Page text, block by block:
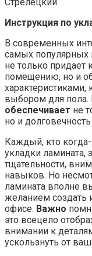
Инструкция по
В современных
самых популярных
не только придает
помещению, но и
выбором для пола.
обеспечивает не
но и
Каждый, кто
укладки ламината,
тщательности,
навыков. Но
ламината вполне
желанием создать
офисе. Важно
это всецело
внимании к
ускользнуть от